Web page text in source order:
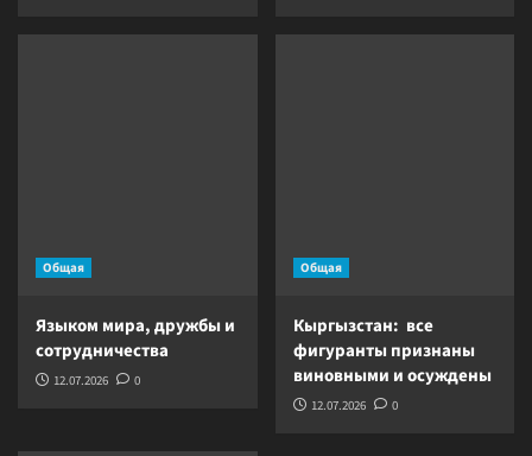
Общая
Языком мира, дружбы и
сотрудничества
12.07.2026 0
Общая
Кыргызстан: все
фигуранты признаны
виновными и осуждены
12.07.2026 0